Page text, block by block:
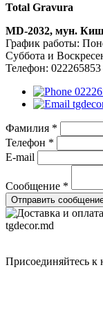
Total Gravura
MD-2032, мун.
График работы:
Суббота и
Телефон:
Фамилия *
Телефон *
E-mail
Сообщение *
Отправить
Присоединяйтесь к